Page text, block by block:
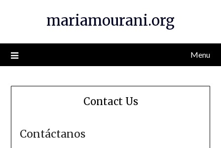
mariamourani.org
Menu
Contact Us
Contáctanos